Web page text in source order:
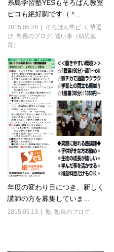
糸島学習塾YESもそろばん教室
ピコも絶好調です（＾...
2015.05.28 そろばん塾ピコ , 塾選
び, 塾長のブログ, 習い事（幼児教
育）
年度の変わり目につき、新しく
講師の方を募集していま...
2015.05.13 塾, 塾長のブログ